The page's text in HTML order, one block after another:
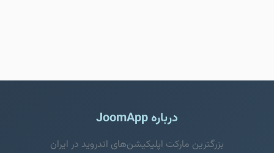
درباره JoomApp
بزرگترین مارکت اپلیکیشن‌های اندروید در ایران